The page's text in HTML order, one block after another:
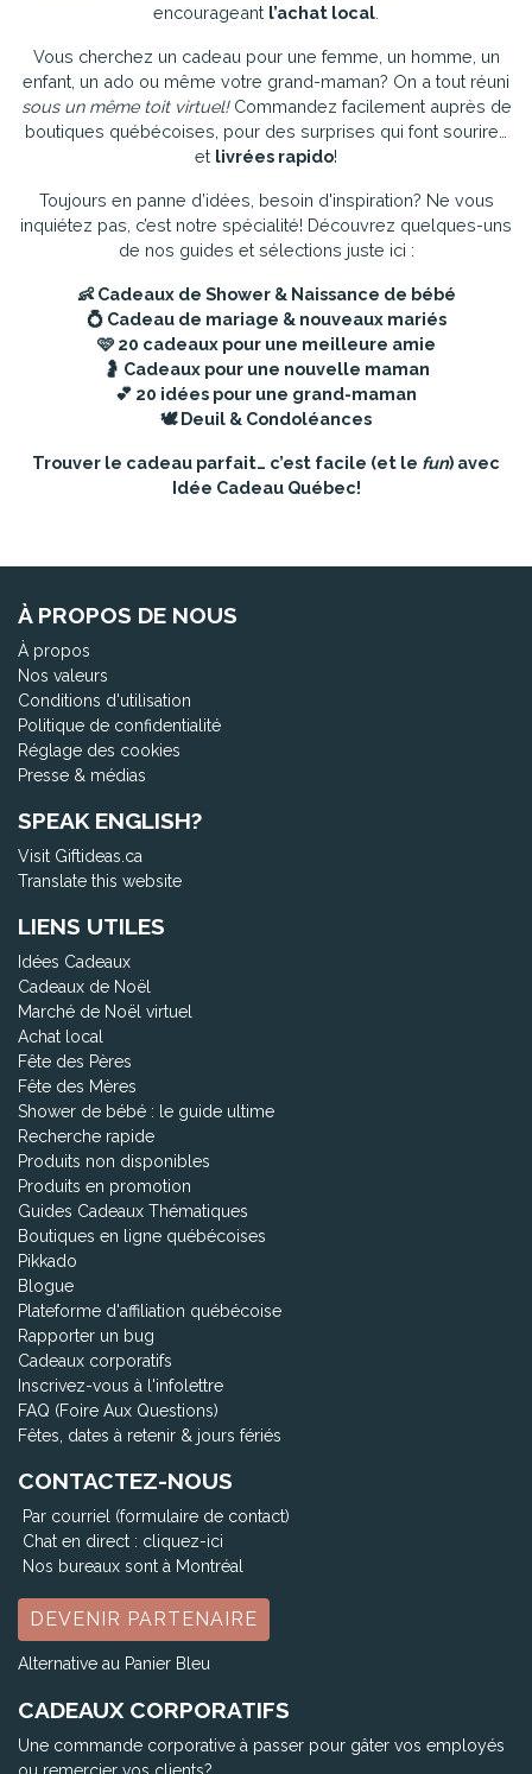
encourageant l’achat local
Vous cherchez un cadeau pour une femme, un homme, un
enfant, un ado ou même votre grand-maman? On a tout réuni
sous un même toit virtuel!Commandez facilement auprès de
boutiques québécoises, pour des surprises qui font sourire…
et livrées rapido!
Toujours en panne d’idées, besoin d'inspiration? Ne vous
inquiétez pas, c’est notre spécialité! Découvrez quelques-uns
de nos guides et sélections juste ici :
👶 Cadeaux de Shower & Naissance de bébé
💍 Cadeau de mariage & nouveaux mariés
🩷 20 cadeaux pour une meilleure amie
🤰 Cadeaux pour une nouvelle maman
💕 20 idées pour une grand-maman
🕊️Deuil & Condoléances
Trouver le cadeau parfait… c’est facile (et le fun) avec
Idée Cadeau Québec!
À PROPOS DE NOUS
À propos
Nos valeurs
Conditions d'utilisation
Politique de confidentialité
Réglage des cookies
Presse & médias
SPEAK ENGLISH?
Visit Giftideas.ca
Translate this website
LIENS UTILES
Idées Cadeaux
Cadeaux de Noël
Marché de Noël virtuel
Achat local
Fête des Pères
Fête des Mères
Shower de bébé : le guide ultime
Recherche rapide
Produits non disponibles
Produits en promotion
Guides Cadeaux Thématiques
Boutiques en ligne québécoises
Pikkado
Blogue
Plateforme d'affiliation québécoise
Rapporter un bug
Cadeaux corporatifs
Inscrivez-vous à l'infolettre
FAQ (Foire Aux Questions)
Fêtes, dates à retenir & jours fériés
CONTACTEZ-NOUS
Par courriel (formulaire de contact)
Chat en direct : cliquez-ici
Nos bureaux sont à Montréal
DEVENIR PARTENAIRE
Alternative au Panier Bleu
CADEAUX CORPORATIFS
Une commande corporative à passer pour gâter vos employés
ou remercier vos clients?